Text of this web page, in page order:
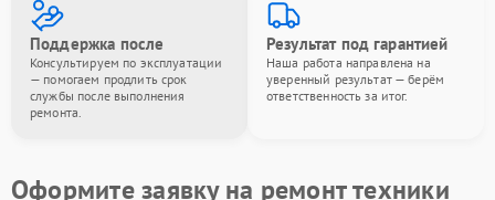
Поддержка после
Консультируем по эксплуатации
— помогаем продлить срок
службы после выполнения
ремонта.
Результат под гарантией
Наша работа направлена на
уверенный результат — берём
ответственность за итог.
Оформите заявку на ремонт техники